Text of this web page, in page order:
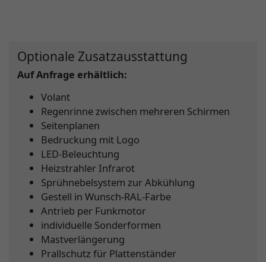
Optionale Zusatzausstattung
Auf Anfrage erhältlich:
Volant
Regenrinne zwischen mehreren Schirmen
Seitenplanen
Bedruckung mit Logo
LED-Beleuchtung
Heizstrahler Infrarot
Sprühnebelsystem zur Abkühlung
Gestell in Wunsch-RAL-Farbe
Antrieb per Funkmotor
individuelle Sonderformen
Mastverlängerung
Prallschutz für Plattenständer